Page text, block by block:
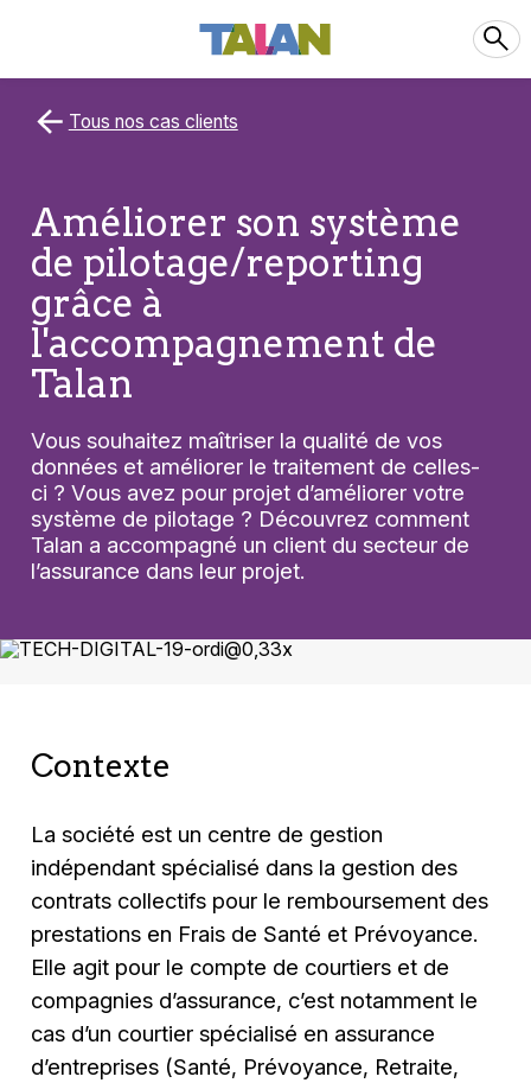
Tous nos cas clients
Améliorer son système
de pilotage/reporting
grâce à
l'accompagnement de
Talan
Vous souhaitez maîtriser la qualité de vos
données et améliorer le traitement de celles-
ci ? Vous avez pour projet d’améliorer votre
système de pilotage ? Découvrez comment
Talan a accompagné un client du secteur de
l’assurance dans leur projet.
Contexte
La société est un centre de gestion
indépendant spécialisé dans la gestion des
contrats collectifs pour le remboursement des
prestations en Frais de Santé et Prévoyance.
Elle agit pour le compte de courtiers et de
compagnies d’assurance, c’est notamment le
cas d’un courtier spécialisé en assurance
d’entreprises (Santé, Prévoyance, Retraite,